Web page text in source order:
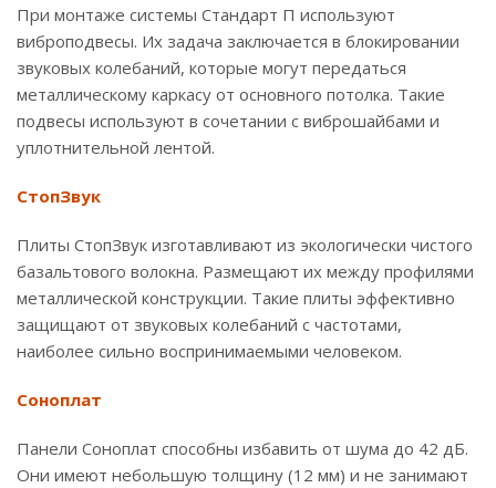
При монтаже системы Стандарт П используют
виброподвесы. Их задача заключается в блокировании
звуковых колебаний, которые могут передаться
металлическому каркасу от основного потолка. Такие
подвесы используют в сочетании с виброшайбами и
уплотнительной лентой.
СтопЗвук
Плиты СтопЗвук изготавливают из экологически чистого
базальтового волокна. Размещают их между профилями
металлической конструкции. Такие плиты эффективно
защищают от звуковых колебаний с частотами,
наиболее сильно воспринимаемыми человеком.
Соноплат
Панели Соноплат способны избавить от шума до 42 дБ.
Они имеют небольшую толщину (12 мм) и не занимают